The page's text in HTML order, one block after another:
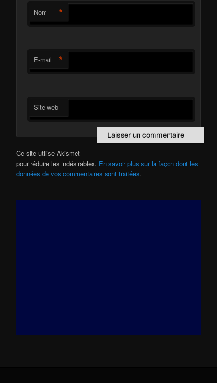
Nom *
E-mail *
Site web
Ce site utilise Akismet
pour réduire les indésirables. En savoir plus sur la façon dont les
données de vos commentaires sont traitées.